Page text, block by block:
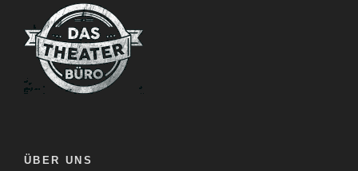
ÜBER UNS